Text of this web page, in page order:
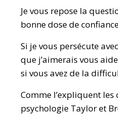
Je vous repose la
bonne dose de
Si je vous persécute
que j’aimerais vous
si vous avez de la
Comme l’expliquent les
psychologie Taylor et